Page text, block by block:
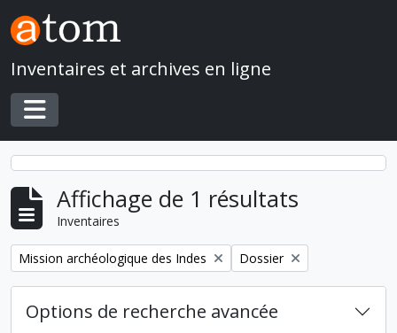
Skip to main content
Inventaires et archives en ligne
Toggle navigation
Affichage de 1 résultats
Inventaires
Remove filter:
Mission archéologique des Indes Remove filter:
Dossier
Options de recherche avancée